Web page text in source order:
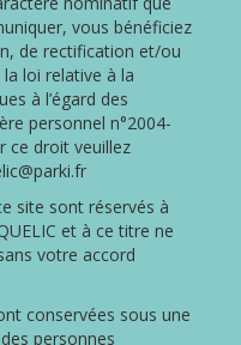
vous bénéficiez
de rectification et/ou
loi relative à la
à l’égard des
personnel n°2004-
ce droit veuillez
site sont réservés à
et à ce titre ne
votre accord
conservées sous une
personnes